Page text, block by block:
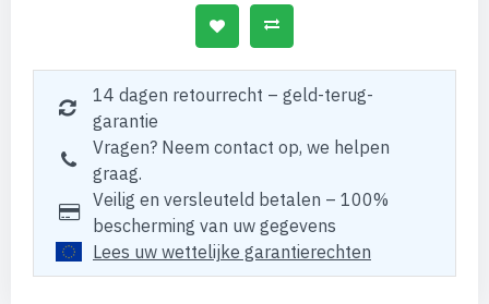
14 dagen retourrecht – geld-terug-
garantie
Vragen? Neem contact op, we helpen
graag.
Veilig en versleuteld betalen – 100%
bescherming van uw gegevens
Lees uw wettelijke garantierechten